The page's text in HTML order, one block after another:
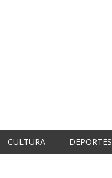
CULTURA DEPORTES